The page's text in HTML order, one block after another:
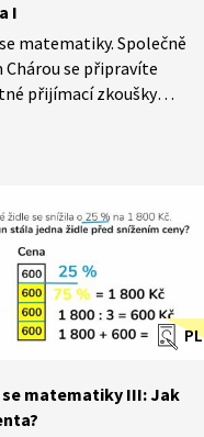
I
matematiky. Společně
Chárou se připravíte
přijímací zkoušky
na procenta. Cyklus
Magenta Experience
PL
matematiky III: Jak